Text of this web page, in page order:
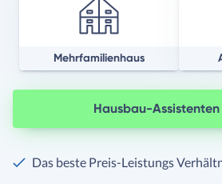
Mehrfamilienhaus
Hausbau-
Das beste Preis-Leistungs